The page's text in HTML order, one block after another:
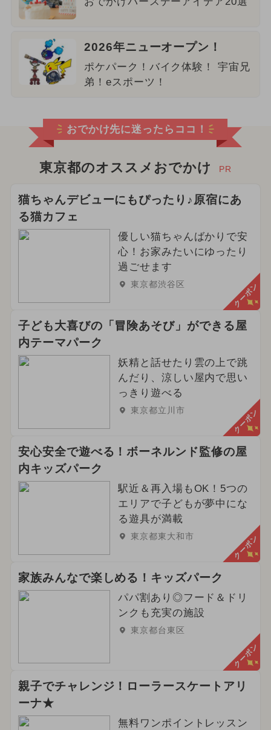
2026年ニューオープン！
ポケパーク！バイク体験！ 宇宙兄
弟！eスポーツ！
おでかけ先に迷ったらココ！
東京都のオススメおでかけ PR
猫ちゃんデビューにもぴったり♪原宿にあ
る猫カフェ
優しい猫ちゃんばかりで安
心！お家みたいにゆったり
過ごせます
東京都渋谷区 クーポン
子ども大喜びの「冒険あそび」ができる屋
内テーマパーク
妖精と話せたり雲の上で跳
んだり、涼しい屋内で思い
っきり遊べる
東京都立川市 クーポン
安心安全で遊べる！ボーネルンド監修の屋
内キッズパーク
駅近＆再入場もOK！5つの
エリアで子どもが夢中にな
る遊具が満載
東京都東大和市 クーポン
家族みんなで楽しめる！キッズパーク
パパ割あり◎フード＆ドリ
ンクも充実の施設
東京都台東区
クーポン
親子でチャレンジ！ローラースケートアリ
ーナ★
無料ワンポイントレッスン